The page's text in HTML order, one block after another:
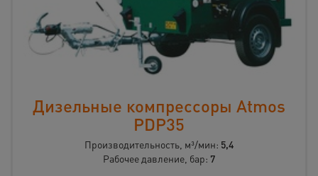
Дизельные компрессоры Atmos
PDP35
Производительность, м³/мин: 5,4
Рабочее давление, бар: 7